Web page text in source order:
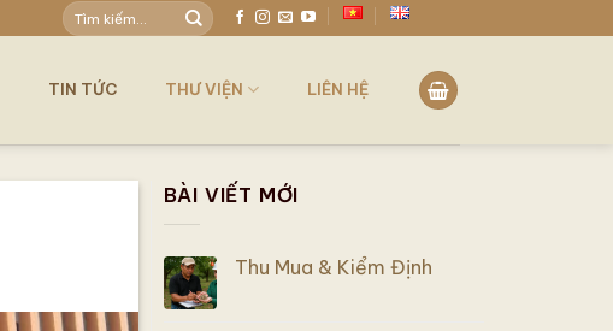
Tìm
kiếm:
TIN TỨC THƯ VIỆN LIÊN HỆ
BÀI VIẾT MỚI
Thu Mua & Kiểm Định